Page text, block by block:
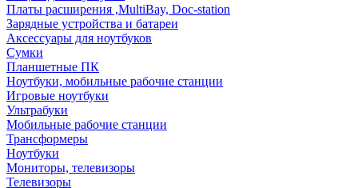
Платы расширения ,MultiBay, Doc-station
Зарядные устройства и батареи
Аксессуары для ноутбуков
Сумки
Планшетные ПК
Ноутбуки, мобильные рабочие станции
Игровые ноутбуки
Ультрабуки
Мобильные рабочие станции
Трансформеры
Ноутбуки
Мониторы, телевизоры
Телевизоры